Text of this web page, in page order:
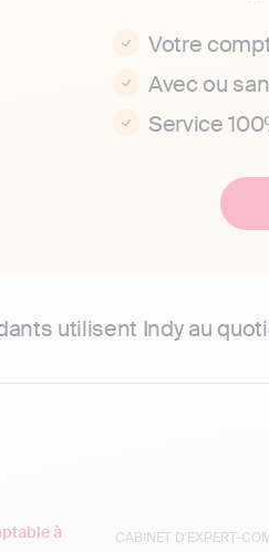
Votre
Avec ou
Service
utilisent Indy au
CABINET D'EXPERT-
à